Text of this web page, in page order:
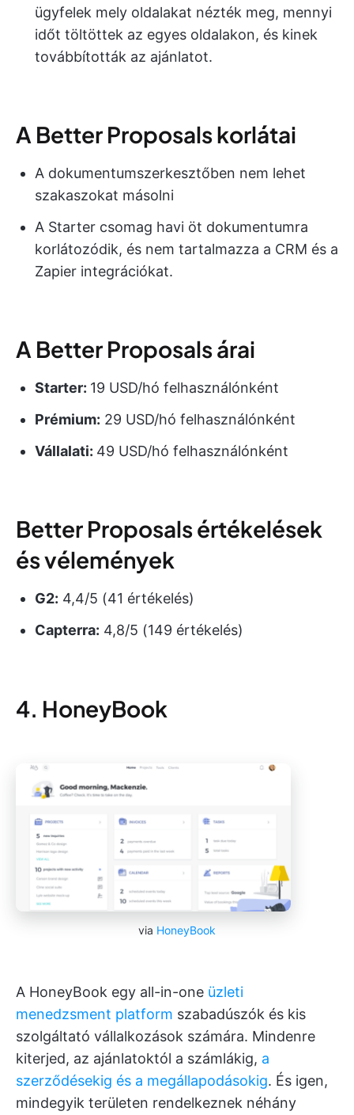
ügyfelek mely oldalakat nézték meg, mennyi
időt töltöttek az egyes oldalakon, és kinek
továbbították az ajánlatot.
A Better Proposals korlátai
A dokumentumszerkesztőben nem lehet
szakaszokat másolni
A Starter csomag havi öt dokumentumra
korlátozódik, és nem tartalmazza a CRM és a
Zapier integrációkat.
A Better Proposals árai
Starter: 19 USD/hó felhasználónként
Prémium: 29 USD/hó felhasználónként
Vállalati: 49 USD/hó felhasználónként
Better Proposals értékelések
és vélemények
G2: 4,4/5 (41 értékelés)
Capterra: 4,8/5 (149 értékelés)
4. HoneyBook
via HoneyBook
A HoneyBook egy all-in-one üzleti
menedzsment platform szabadúszók és kis
szolgáltató vállalkozások számára. Mindenre
kiterjed, az ajánlatoktól a számlákig, a
szerződésekig és a megállapodásokig. És igen,
mindegyik területen rendelkeznek néhány